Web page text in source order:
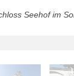
Seehof im